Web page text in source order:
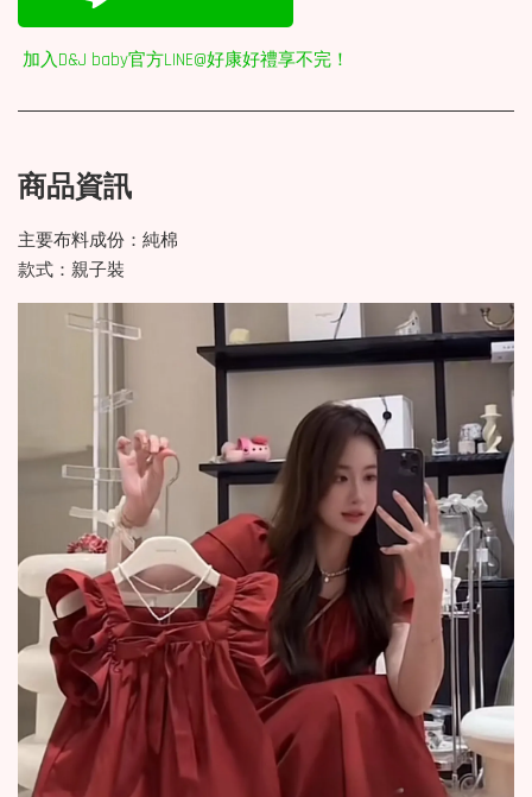
加入D&J baby官方LINE@好康好禮享不完！
商品資訊
主要布料成份：純棉
款式：親子裝